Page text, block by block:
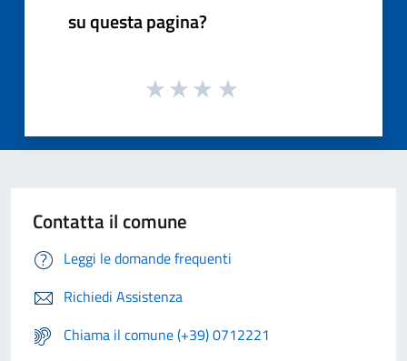
su questa pagina?
Contatta il comune
Leggi le domande frequenti
Richiedi Assistenza
Chiama il comune (+39) 0712221